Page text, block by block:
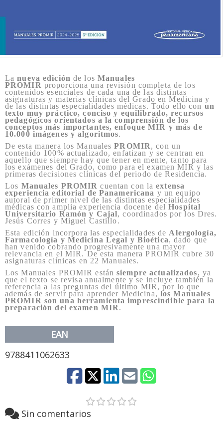
La nueva edición de los Manuales
PROMIR proporciona una revisión completa de los
contenidos esenciales de cada una de las distintas
asignaturas y materias clínicas del Grado en Medicina y
de las distintas especialidades médicas. Todo ello con un
texto muy práctico, conciso y equilibrado, recursos
pedagógicos orientados a la comprensión de los
conceptos más importantes, enfoque MIR y más de
10.000 imágenes y algoritmos.
De esta manera los Manuales PROMIR , con un
contenido 100% actualizado, enfatizan y se centran en
aquello que siempre hay que tener en mente, tanto para
los exámenes del Grado, como para el examen MIR y las
primeras decisiones clínicas del periodo de Residencia.
Los Manuales PROMIR cuentan con la extensa
experiencia editorial de Panamericana y un equipo
autoral de primer nivel de las distintas especialidades
médicas con amplia experiencia docente del Hospital
Universitario Ramón y Cajal, coordinados por los Dres.
Jesús Corres y Miguel Castillo.
Esta edición incorpora las especialidades de Alergología,
Farmacología y Medicina Legal y Bioética, dado que
han venido cobrando progresivamente una mayor
relevancia en el MIR. De esta manera PROMIR cubre 30
asignaturas clínicas en 22 Manuales.
Los Manuales PROMIR están siempre actualizados, ya
que el texto se revisa anualmente y se incluye también la
referencia a las preguntas del último MIR, por lo que
además de servir para aprender Medicina, los Manuales
PROMIR son una herramienta imprescindible para la
preparación del examen MIR .
EAN
9788411062633
Sin comentarios